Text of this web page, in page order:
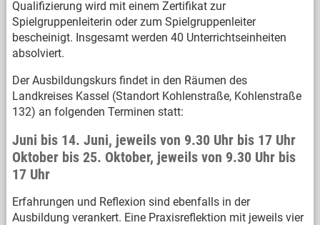
Qualifizierung wird mit einem Zertifikat zur
Spielgruppenleiterin oder zum Spielgruppenleiter
bescheinigt. Insgesamt werden 40 Unterrichtseinheiten
absolviert.
Der Ausbildungskurs findet in den Räumen des
Landkreises Kassel (Standort Kohlenstraße, Kohlenstraße
132) an folgenden Terminen statt:
Juni bis 14. Juni, jeweils von 9.30 Uhr bis 17 Uhr
Oktober bis 25. Oktober, jeweils von 9.30 Uhr bis
17 Uhr
Erfahrungen und Reflexion sind ebenfalls in der
Ausbildung verankert. Eine Praxisreflektion mit jeweils vier